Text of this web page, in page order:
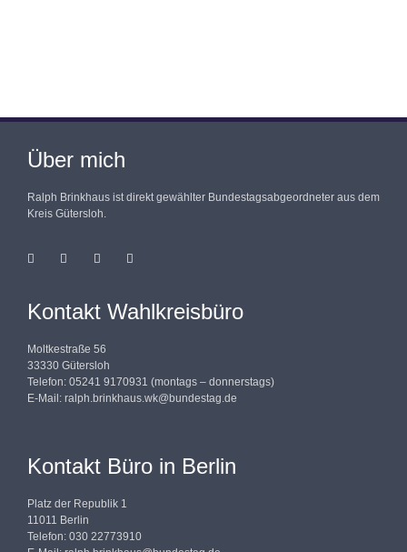
Über mich
Ralph Brinkhaus ist direkt gewählter Bundestagsabgeordneter aus dem
Kreis Gütersloh.
Kontakt Wahlkreisbüro
Moltkestraße 56
33330 Gütersloh
Telefon: 05241 9170931 (montags – donnerstags)
E-Mail: ralph.brinkhaus.wk@bundestag.de
Kontakt Büro in Berlin
Platz der Republik 1
11011 Berlin
Telefon: 030 22773910